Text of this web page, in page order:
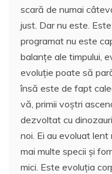
scară de numai
just. Dar nu este.
programat nu este
balanțe ale timpului,
evoluție poate să
însă este de fapt
vă, primii voștri
dezvoltat cu
noi. Ei au evoluat
mai multe specii și
mici. Este evoluția